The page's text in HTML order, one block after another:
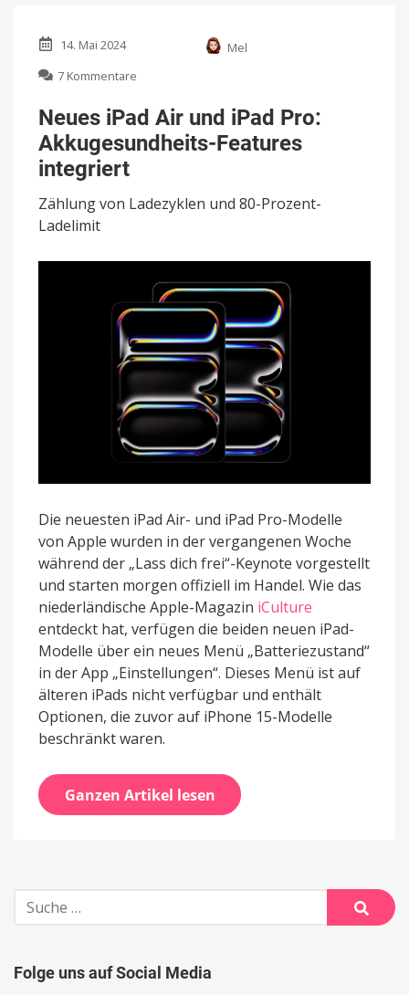
14. Mai 2024
Mel
7 Kommentare
iPad
Air
und
Akkugesundheits-
Features
Neues iPad Air und iPad Pro:
Akkugesundheits-Features
integriert
Zählung von Ladezyklen und 80-Prozent-
Ladelimit
Die neuesten iPad Air- und iPad Pro-Modelle
von Apple wurden in der vergangenen Woche
während der „Lass dich frei“-Keynote vorgestellt
und starten morgen offiziell im Handel. Wie das
niederländische Apple-Magazin iCulture
entdeckt hat, verfügen die beiden neuen iPad-
Modelle über ein neues Menü „Batteriezustand“
in der App „Einstellungen“. Dieses Menü ist auf
älteren iPads nicht verfügbar und enthält
Optionen, die zuvor auf iPhone 15-Modelle
beschränkt waren.
Ganzen Artikel lesen
Suche
nach:
Suche
Folge uns auf Social Media